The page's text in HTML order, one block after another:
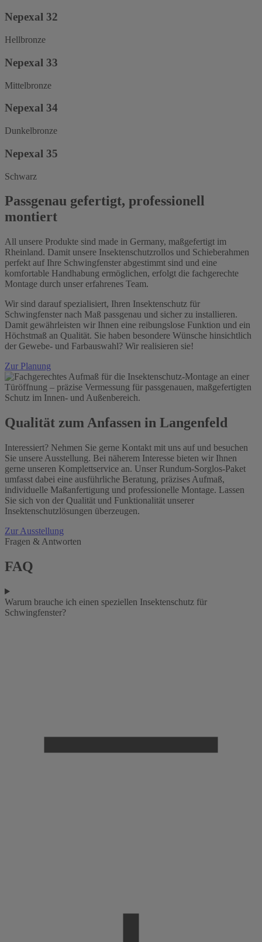
Nepexal 32
Hellbronze
Nepexal 33
Mittelbronze
Nepexal 34
Dunkelbronze
Nepexal 35
Schwarz
Passgenau gefertigt, professionell
montiert
All unsere Produkte sind made in Germany, maßgefertigt im
Rheinland. Damit unsere Insektenschutzrollos und Schieberahmen
perfekt auf Ihre Schwingfenster abgestimmt sind und eine
komfortable Handhabung ermöglichen, erfolgt die fachgerechte
Montage durch unser erfahrenes Team.
Wir sind darauf spezialisiert, Ihren Insektenschutz für
Schwingfenster nach Maß passgenau und sicher zu installieren.
Damit gewährleisten wir Ihnen eine reibungslose Funktion und ein
Höchstmaß an Qualität. Sie haben besondere Wünsche hinsichtlich
der Gewebe- und Farbauswahl? Wir realisieren sie!
Zur Planung
Qualität zum Anfassen in Langenfeld
Interessiert? Nehmen Sie gerne Kontakt mit uns auf und besuchen
Sie unsere Ausstellung. Bei näherem Interesse bieten wir Ihnen
gerne unseren Komplettservice an. Unser Rundum-Sorglos-Paket
umfasst dabei eine ausführliche Beratung, präzises Aufmaß,
individuelle Maßanfertigung und professionelle Montage. Lassen
Sie sich von der Qualität und Funktionalität unserer
Insektenschutzlösungen überzeugen.
Zur Ausstellung
Fragen & Antworten
FAQ
Warum brauche ich einen speziellen Insektenschutz für
Schwingfenster?